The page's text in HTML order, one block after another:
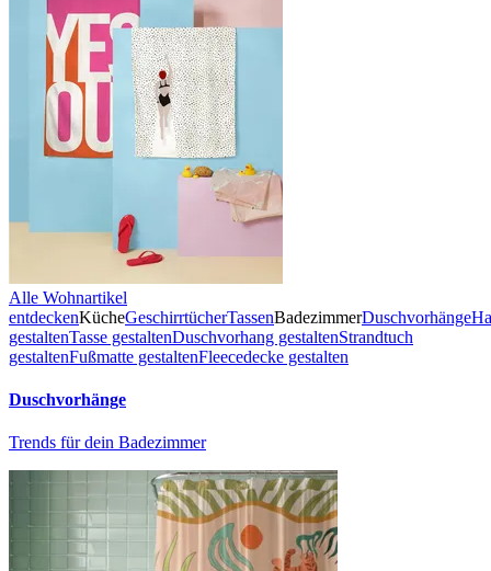
Alle Wohnartikel
entdeckenKücheGeschirrtücherTassenBadezimmerDuschvorhänge
gestaltenTasse gestaltenDuschvorhang gestaltenStrandtuch
gestaltenFußmatte gestaltenFleecedecke gestalten
Duschvorhänge
Trends für dein Badezimmer